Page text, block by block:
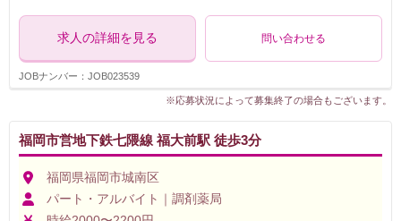
求人の詳細を見る 問い合わせる
JOBナンバー：JOB023539
※応募状況によって募集終了の場合もございます。
福岡市営地下鉄七隈線 福大前駅 徒歩3分
福岡県福岡市城南区
パート・アルバイト｜調剤薬局